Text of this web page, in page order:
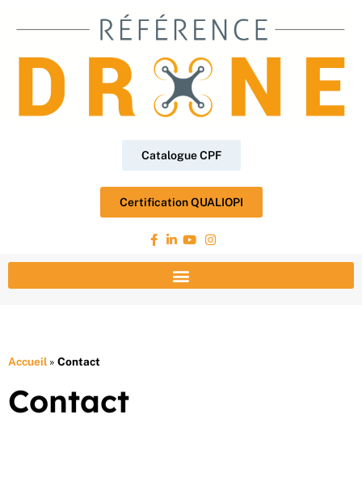
Catalogue CPF
Certification QUALIOPI
Accueil » Contact
Contact